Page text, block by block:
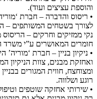
והוספת עציצים ועוד).
• ריסוס והדברה – חברת
לצורך בשטחים המשותפים –
נקי ממזיקים וחרקים –
חומרים המאושרים ע”י משרד
• ניקיון בניין – חברת
ואחזקת מבנים, צוות הניקיון
ומצוחצח, חווית המגורים
רוגע ושלווה.
• שירותי אחזקה שוטפים